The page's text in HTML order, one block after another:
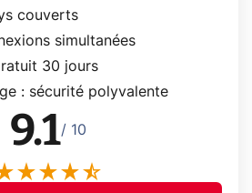
couverts
simultanées
30 jours
: sécurité polyvalente
9.1/ 10